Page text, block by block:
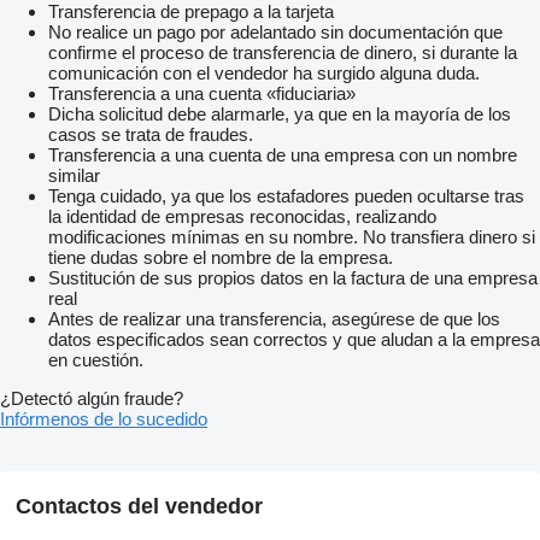
Transferencia de prepago a la tarjeta
No realice un pago por adelantado sin documentación que
confirme el proceso de transferencia de dinero, si durante la
comunicación con el vendedor ha surgido alguna duda.
Transferencia a una cuenta «fiduciaria»
Dicha solicitud debe alarmarle, ya que en la mayoría de los
casos se trata de fraudes.
Transferencia a una cuenta de una empresa con un nombre
similar
Tenga cuidado, ya que los estafadores pueden ocultarse tras
la identidad de empresas reconocidas, realizando
modificaciones mínimas en su nombre. No transfiera dinero si
tiene dudas sobre el nombre de la empresa.
Sustitución de sus propios datos en la factura de una empresa
real
Antes de realizar una transferencia, asegúrese de que los
datos especificados sean correctos y que aludan a la empresa
en cuestión.
¿Detectó algún fraude?
Infórmenos de lo sucedido
Contactos del vendedor